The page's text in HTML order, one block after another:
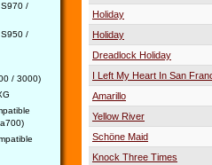
/
/
/ 3000)
Holiday
Holiday
Dreadlock Holiday
I Left My Heart In San
Amarillo
Yellow River
Schöne Maid
Knock Three Times